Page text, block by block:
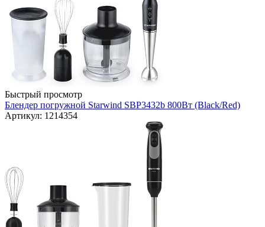
Быстрый просмотр
Блендер погружной Starwind SBP3432b 800Вт (Black/Red)
Артикул: 1214354